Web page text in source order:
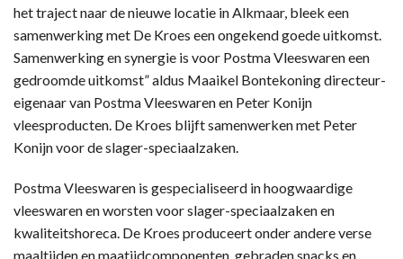
het traject naar de nieuwe locatie in Alkmaar, bleek een
samenwerking met De Kroes een ongekend goede uitkomst.
Samenwerking en synergie is voor Postma Vleeswaren een
gedroomde uitkomst” aldus Maaikel Bontekoning directeur-
eigenaar van Postma Vleeswaren en Peter Konijn
vleesproducten. De Kroes blijft samenwerken met Peter
Konijn voor de slager-speciaalzaken.
Postma Vleeswaren is gespecialiseerd in hoogwaardige
vleeswaren en worsten voor slager-speciaalzaken en
kwaliteitshoreca. De Kroes produceert onder andere verse
maaltijden en maatijdcomponenten, gebraden snacks en